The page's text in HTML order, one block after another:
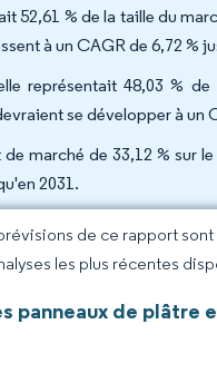
52,61 % de la taille du
à un CAGR de 6,72 %
représentait 48,03 %
se développer à un
marché de 33,12 % sur
2031.
de ce rapport
les plus récentes
panneaux de plâtre